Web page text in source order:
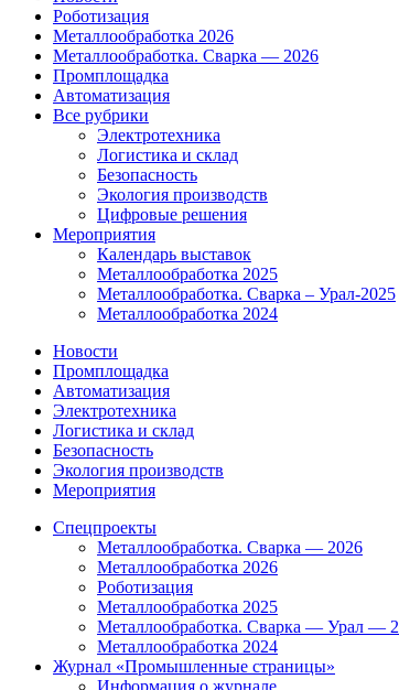
Роботизация
Металлообработка 2026
Металлообработка. Сварка — 2026
Промплощадка
Автоматизация
Все рубрики
Электротехника
Логистика и склад
Безопасность
Экология производств
Цифровые решения
Мероприятия
Календарь выставок
Металлообработка 2025
Металлообработка. Сварка – Урал-2025
Металлообработка 2024
Новости
Промплощадка
Автоматизация
Электротехника
Логистика и склад
Безопасность
Экология производств
Мероприятия
Спецпроекты
Металлообработка. Сварка — 2026
Металлообработка 2026
Роботизация
Металлообработка 2025
Металлообработка. Сварка — Урал —
Металлообработка 2024
Журнал «Промышленные страницы»
Информация о журнале